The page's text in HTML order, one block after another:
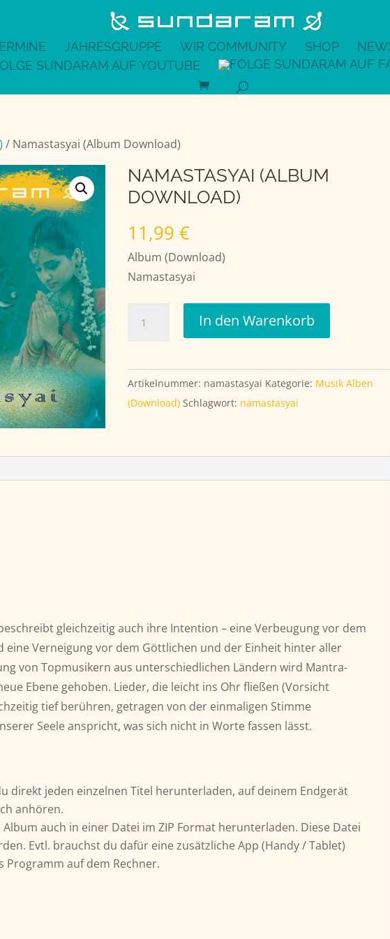
JAHRESGRUPPE WIR COMMUNITY SHOP
/ Namastasyai (Album Download)
NAMASTASYAI (ALBUM
DOWNLOAD)
11,99€
Album (Download)
Namastasyai
Menge
In den Warenkorb
Artikelnummer: namastasyai Kategorie: Musik Alben
(Download) Schlagwort: namastasyai
gleichzeitig auch ihre Intention – eine Verbeugung vor dem
eine Verneigung vor dem Göttlichen und der Einheit hinter aller
von Topmusikern aus unterschiedlichen Ländern wird Mantra-
Ebene gehoben. Lieder, die leicht ins Ohr fließen (Vorsicht
tief berühren, getragen von der einmaligen Stimme
Seele anspricht, was sich nicht in Worte fassen lässt.
direkt jeden einzelnen Titel herunterladen, auf deinem Endgerät
anhören.
auch in einer Datei im ZIP Format herunterladen. Diese Datei
Evtl. brauchst du dafür eine zusätzliche App (Handy / Tablet)
Programm auf dem Rechner.